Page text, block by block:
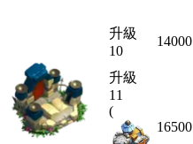
升級
10
14000
升級
11
(
16500